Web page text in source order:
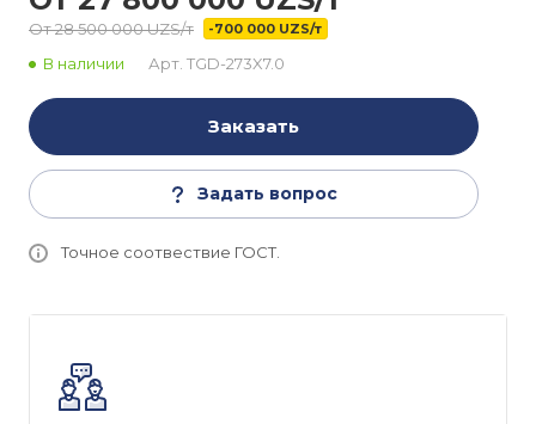
От 28 500 000 UZS/т -700 000 UZS/т
В наличии Арт. TGD-273X7.0
Заказать
Задать вопрос
Точное соотвествие ГОСТ.